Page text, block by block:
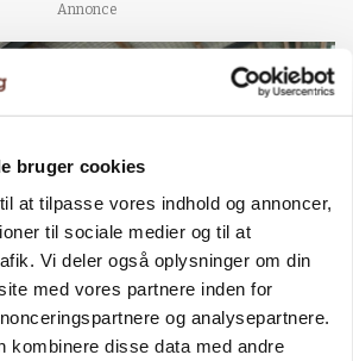
bruger cookies
at tilpasse vores indhold og annoncer,
til sociale medier og til at
Vi deler også oplysninger om din
med vores partnere inden for
og analysepartnere.
kombinere disse data med andre
Annonce
og